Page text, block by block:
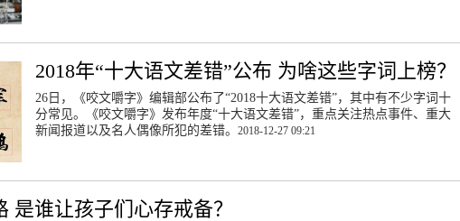
2018年“十大语文差错”公布 为啥这些字词上榜？
26日，《咬文嚼字》编辑部公布了“2018十大语文差错”，其中有不少字词十
分常见。《咬文嚼字》发布年度“十大语文差错”，重点关注热点事件、重大
新闻报道以及名人偶像所犯的差错。 2018-12-27 09:21
是谁让孩子们心存戒备？